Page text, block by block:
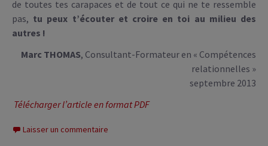
de toutes tes carapaces et de tout ce qui ne te ressemble
pas, tu peux t’écouter et croire en toi au milieu des
autres !
Marc THOMAS, Consultant-Formateur en « Compétences
relationnelles »
septembre 2013
Télécharger l’article en format PDF
Laisser un commentaire